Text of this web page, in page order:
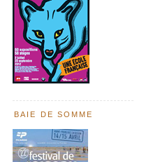
BAIE DE SOMME